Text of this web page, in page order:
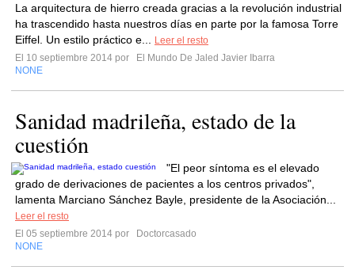
La arquitectura de hierro creada gracias a la revolución industrial
ha trascendido hasta nuestros días en parte por la famosa Torre
Eiffel. Un estilo práctico e...
Leer el resto
El 10 septiembre 2014 por
El Mundo De Jaled Javier Ibarra
NONE
Sanidad madrileña, estado de la
cuestión
"El peor síntoma es el elevado
grado de derivaciones de pacientes a los centros privados",
lamenta Marciano Sánchez Bayle, presidente de la Asociación...
Leer el resto
El 05 septiembre 2014 por
Doctorcasado
NONE